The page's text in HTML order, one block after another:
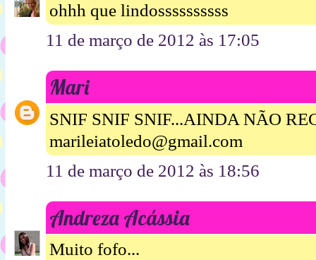
ohhh que lindossssssssss
11 de março de 2012 às 17:05
Mari
SNIF SNIF SNIF...AINDA NÃO
marileiatoledo@gmail.com
11 de março de 2012 às 18:56
Andreza Acássia
Muito fofo...